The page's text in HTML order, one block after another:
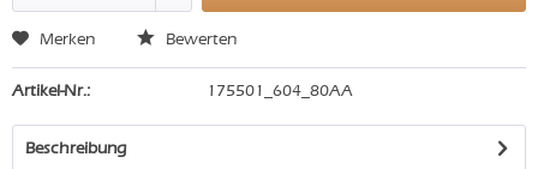
Merken Bewerten
Artikel-Nr.: 175501_604_80AA
Beschreibung